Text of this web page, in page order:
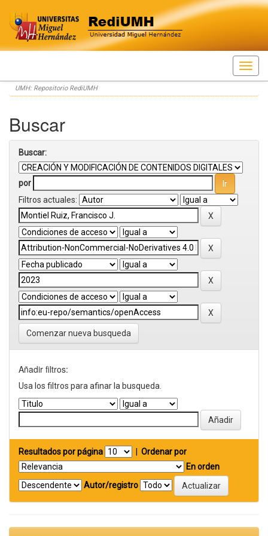
Skip
navigation
UMH: Repositorio RediUMH
Buscar
Buscar:
por
Filtros actuales:
Comenzar nueva busqueda
Añadir filtros:
Usa los filtros para afinar la busqueda.
Resultados por página
Ordenar por
En orden
Autor/registro